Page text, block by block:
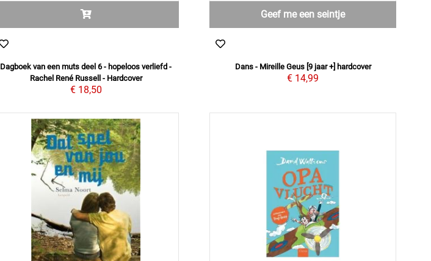
Dagboek van een muts deel 6 - hopeloos verliefd -
Rachel René Russell - Hardcover
€ 18,50
Geef me een seintje
Dans - Mireille Geus [9 jaar +] hardcover
€ 14,99